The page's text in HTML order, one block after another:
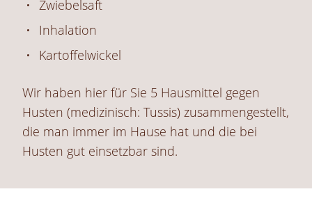
Zwiebelsaft
Inhalation
Kartoffelwickel
Wir haben hier für Sie 5 Hausmittel gegen
Husten (medizinisch: Tussis) zusammengestellt,
die man immer im Hause hat und die bei
Husten gut einsetzbar sind.